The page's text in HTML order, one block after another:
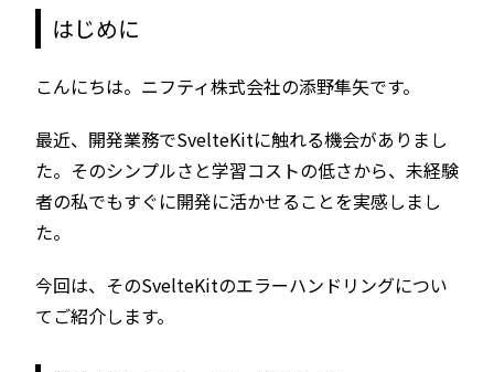
はじめに
こんにちは。ニフティ株式会社の添野隼矢です。
最近、開発業務でSvelteKitに触れる機会がありまし
た。そのシンプルさと学習コストの低さから、未経験
者の私でもすぐに開発に活かせることを実感しまし
た。
今回は、そのSvelteKitのエラーハンドリングについ
てご紹介します。